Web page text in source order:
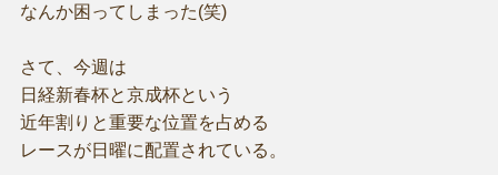
なんか困ってしまった(笑)
さて、今週は
日経新春杯と京成杯という
近年割りと重要な位置を占める
レースが日曜に配置されている。